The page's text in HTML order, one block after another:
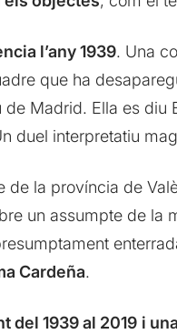
l’any 1939. Una
que ha
Madrid. Ella es
duel interpretatiu
de la província de
un assumpte de la
Cardeña.
del 1939 al 2019 i